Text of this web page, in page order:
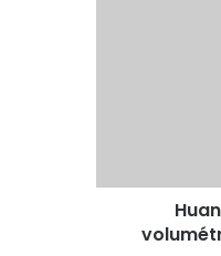
identitario